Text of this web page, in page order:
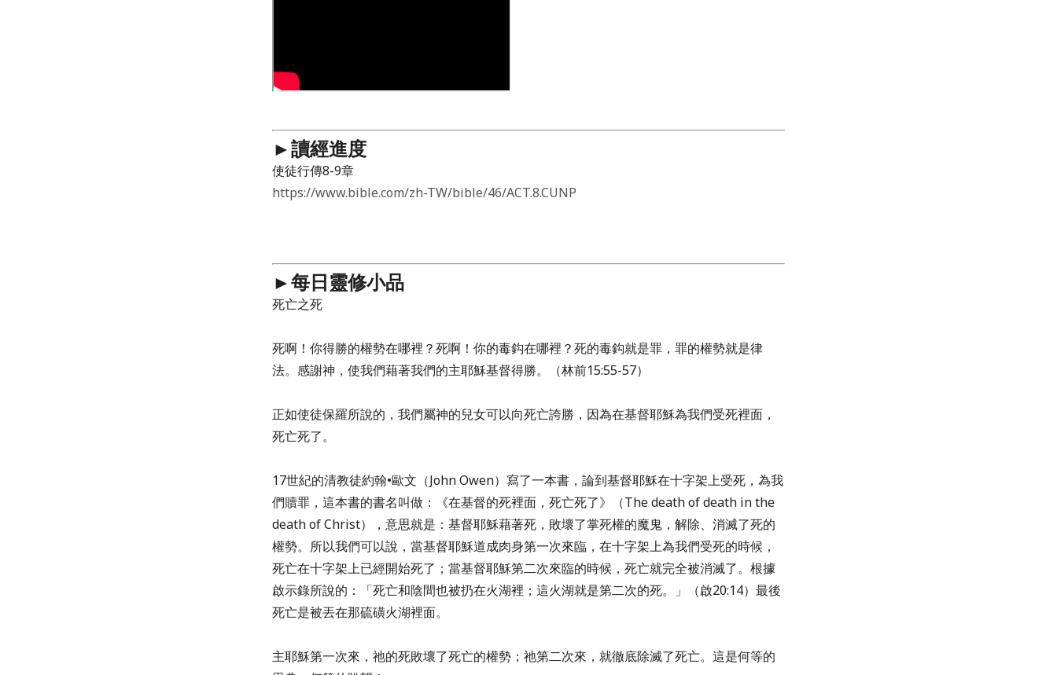
►讀經進度
使徒行傳8-9章
https://www.bible.com/zh-TW/bible/46/ACT.8.CUNP
►每日靈修小品
死亡之死
死啊！你得勝的權勢在哪裡？死啊！你的毒鈎在哪裡？死的毒鈎就是罪，罪的權勢就是律
法。感謝神，使我們藉著我們的主耶穌基督得勝。（林前15:55-57）
正如使徒保羅所說的，我們屬神的兒女可以向死亡誇勝，因為在基督耶穌為我們受死裡面，
死亡死了。
17世紀的清教徒約翰•歐文（John Owen）寫了一本書，論到基督耶穌在十字架上受死，為我
們贖罪，這本書的書名叫做：《在基督的死裡面，死亡死了》（The death of death in the
death of Christ），意思就是：基督耶穌藉著死，敗壞了掌死權的魔鬼，解除、消滅了死的
權勢。所以我們可以說，當基督耶穌道成肉身第一次來臨，在十字架上為我們受死的時候，
死亡在十字架上已經開始死了；當基督耶穌第二次來臨的時候，死亡就完全被消滅了。根據
啟示錄所說的：「死亡和陰間也被扔在火湖裡；這火湖就是第二次的死。」（啟20:14）最後
死亡是被丟在那硫磺火湖裡面。
主耶穌第一次來，祂的死敗壞了死亡的權勢；祂第二次來，就徹底除滅了死亡。這是何等的